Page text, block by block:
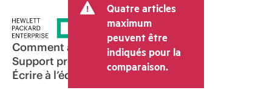
Quatre articles
maximum
peuvent être
indiqués pour la
comparaison.
Comment acheter
Support produit
Écrire à l’équipe commerciale